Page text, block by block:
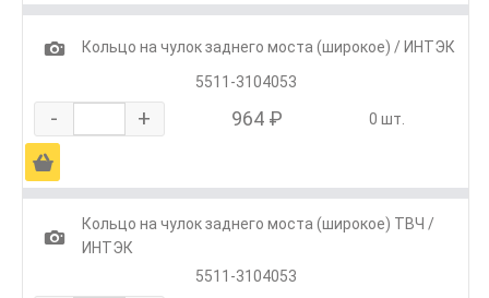
1
Кольцо на чулок заднего моста (широкое) / ИНТЭК
5511-3104053
- + 964 ₽ 0 шт.
Ä
1
Кольцо на чулок заднего моста (широкое) ТВЧ /
ИНТЭК
5511-3104053